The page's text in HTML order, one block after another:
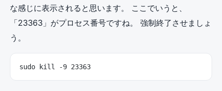
な感じに表示されると思います。 ここでいうと、
「23363」がプロセス番号ですね。 強制終了させましょ
う。
sudo kill -9 23363